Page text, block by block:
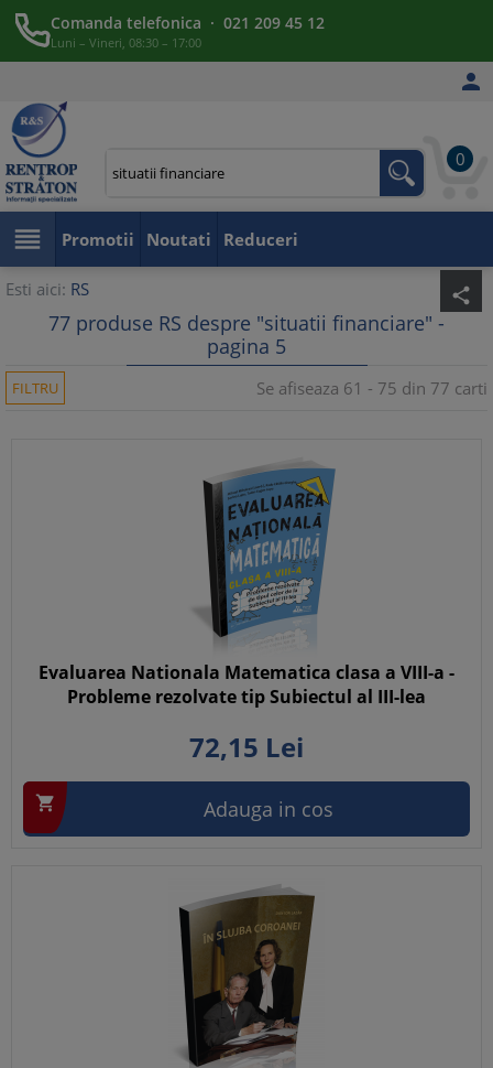
Comanda telefonica · 021 209 45 12
Luni – Vineri, 08:30 – 17:00

0
 Promotii Noutati Reduceri
Esti aici: RS share
77 produse RS despre "situatii financiare" -
pagina 5
FILTRU Se afiseaza 61 - 75 din 77 carti
Evaluarea Nationala Matematica clasa a VIII-a -
Probleme rezolvate tip Subiectul al III-lea
72,15 Lei
 Adauga in cos